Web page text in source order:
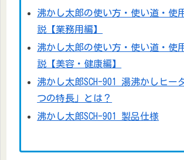
沸かし太郎の使い方・使い道・使
説【業務用編】
沸かし太郎の使い方・使い道・使
説【美容・健康編】
沸かし太郎SCH-901 湯沸かしヒー
つの特長」とは？
沸かし太郎SCH-901 製品仕様